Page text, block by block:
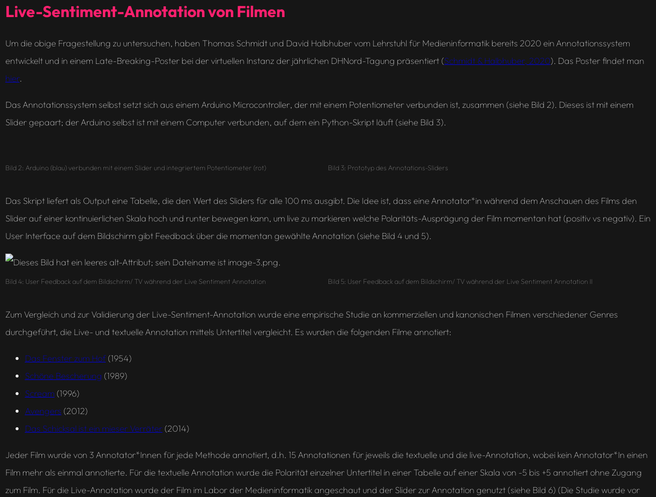
Live-Sentiment-Annotation von Filmen
Um die obige Fragestellung zu untersuchen, haben Thomas Schmidt und David Halbhuber vom Lehrstuhl für Medieninformatik bereits 2020 ein Annotationssystem
entwickelt und in einem Late-Breaking-Poster bei der virtuellen Instanz der jährlichen DHNord-Tagung präsentiert (Schmidt & Halbhuber, 2020). Das Poster findet man
hier.
Das Annotationssystem selbst setzt sich aus einem Arduino Microcontroller, der mit einem Potentiometer verbunden ist, zusammen (siehe Bild 2). Dieses ist mit einem
Slider gepaart; der Arduino selbst ist mit einem Computer verbunden, auf dem ein Python-Skript läuft (siehe Bild 3).
Bild 2: Arduino (blau) verbunden mit einem Slider und integriertem Potentiometer (rot) Bild 3: Prototyp des Annotations-Sliders
Das Skript liefert als Output eine Tabelle, die den Wert des Sliders für alle 100 ms ausgibt. Die Idee ist, dass eine Annotator*in während dem Anschauen des Films den
Slider auf einer kontinuierlichen Skala hoch und runter bewegen kann, um live zu markieren welche Polaritäts-Ausprägung der Film momentan hat (positiv vs negativ). Ein
User Interface auf dem Bildschirm gibt Feedback über die momentan gewählte Annotation (siehe Bild 4 und 5).
Bild 4: User Feedback auf dem Bildschirm/ TV während der Live Sentiment Annotation Bild 5: User Feedback auf dem Bildschirm/ TV während der Live Sentiment Annotation II
Zum Vergleich und zur Validierung der Live-Sentiment-Annotation wurde eine empirische Studie an kommerziellen und kanonischen Filmen verschiedener Genres
durchgeführt, die Live- und textuelle Annotation mittels Untertitel vergleicht. Es wurden die folgenden Filme annotiert:
Das Fenster zum Hof(1954)
Schöne Bescherung (1989)
Scream (1996)
Avengers (2012)
Das Schicksal ist ein mieser Verräter(2014)
Jeder Film wurde von 3 Annotator*Innen für jede Methode annotiert, d.h. 15 Annotationen für jeweils die textuelle und die live-Annotation, wobei kein Annotator*In einen
Film mehr als einmal annotierte. Für die textuelle Annotation wurde die Polarität einzelner Untertitel in einer Tabelle auf einer Skala von -5 bis +5 annotiert ohne Zugang
zum Film. Für die Live-Annotation wurde der Film im Labor der Medieninformatik angeschaut und der Slider zur Annotation genutzt (siehe Bild 6) (Die Studie wurde vor